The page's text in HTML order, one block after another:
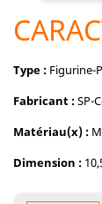
Type : Figurine-
Fabricant :SP-
Matériau(x) :
Dimension :